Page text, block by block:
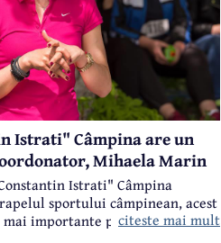
Istrati" Câmpina are un
Mihaela Marin
Istrati" Câmpina
sportului câmpinean, acest
mai importante performanţe unui
citeste mai mult